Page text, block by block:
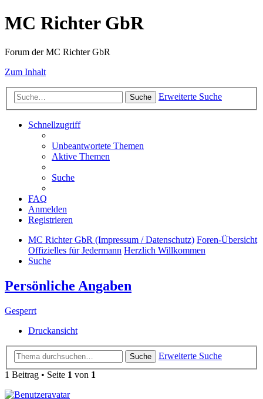
MC Richter GbR
Forum der MC Richter GbR
Zum Inhalt
Suche Erweiterte Suche
Schnellzugriff
Unbeantwortete Themen
Aktive Themen
Suche
FAQ
Anmelden
Registrieren
MC Richter GbR (Impressum / Datenschutz) Foren-Übersicht
Offizielles für Jedermann Herzlich Willkommen
Suche
Persönliche Angaben
Gesperrt
Druckansicht
Suche
Erweiterte Suche
1 Beitrag • Seite 1 von 1